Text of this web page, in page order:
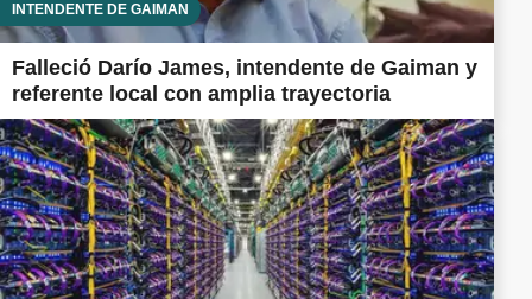
INTENDENTE DE GAIMAN
Falleció Darío James, intendente de Gaiman y
referente local con amplia trayectoria